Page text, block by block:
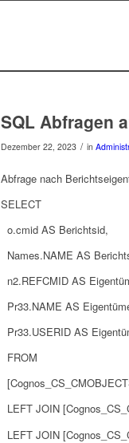
SQL Abfragen
Dezember 22, 2023 / in
Abfrage nach
SELECT
o.cmid AS Berichtsid,
Names.NAME AS
n2.REFCMID AS
Pr33.NAME AS
Pr33.USERID AS
FROM
LEFT JOIN
LEFT JOIN